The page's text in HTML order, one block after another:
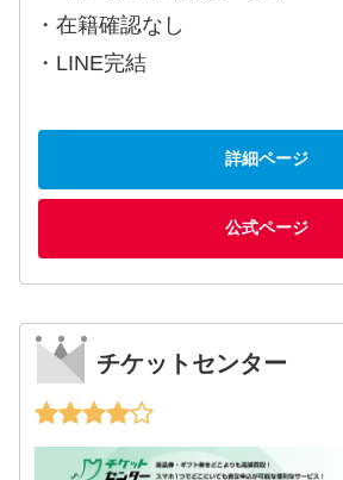
・在籍確認なし
・LINE完結
詳細ページ
公式ページ
チケットセンター